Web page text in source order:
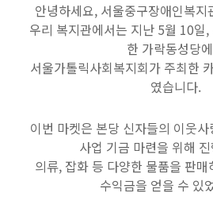
안녕하세요, 서울중구장애인복지
우리 복지관에서는 지난 5월 10일
한 가락동성당
서울가톨릭사회복지회가 주최한
였습니다.
이번 마켓은 본당 신자들의 이웃
사업 기금 마련을 위해
의류, 잡화 등 다양한 물품을 판
수익금을 얻을 수 있